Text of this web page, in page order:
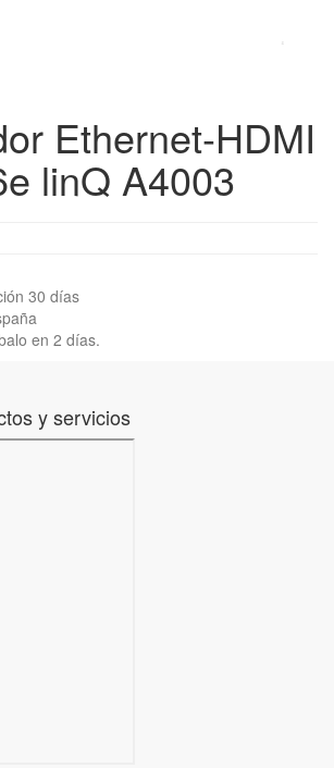
Ethernet-HDMI
linQ A4003
30 días
en 2 días.
y servicios